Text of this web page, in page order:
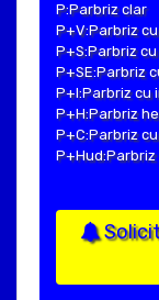
P:Parbriz clar
P+V:Parbriz
P+S:Parbriz
P+SE:Parbriz
P+I:Parbriz cu
P+H:Parbriz
P+C:Parbriz